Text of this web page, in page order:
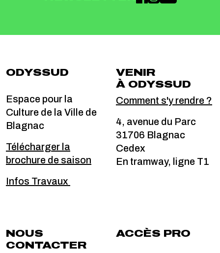
ODYSSUD
Espace pour la
Culture de la Ville de
Blagnac
Télécharger la
brochure de saison
Infos Travaux
VENIR
À ODYSSUD
Comment s'y rendre ?
4, avenue du Parc
31706 Blagnac
Cedex
En tramway, ligne T1
NOUS
CONTACTER
ACCÈS PRO